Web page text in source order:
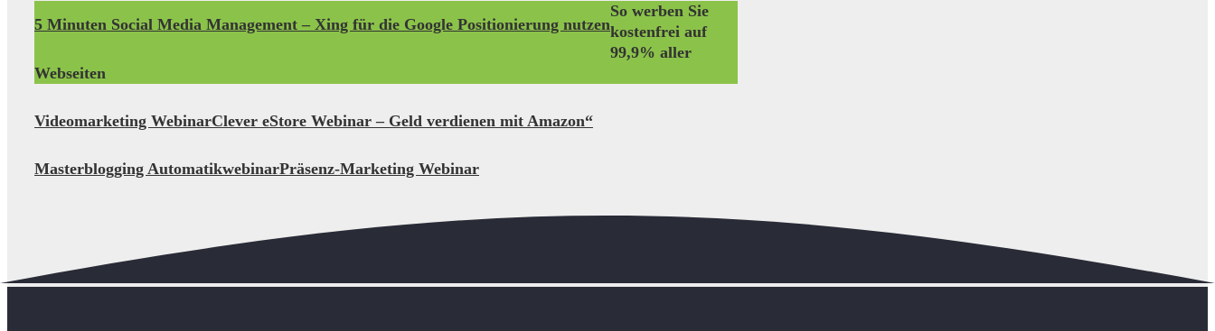
5 Minuten Social Media Management – Xing für die Google Positionierung nutzen
So werben Sie
kostenfrei auf
99,9% aller
Webseiten
Videomarketing WebinarClever eStore Webinar – Geld verdienen mit Amazon“
Masterblogging AutomatikwebinarPräsenz-Marketing Webinar